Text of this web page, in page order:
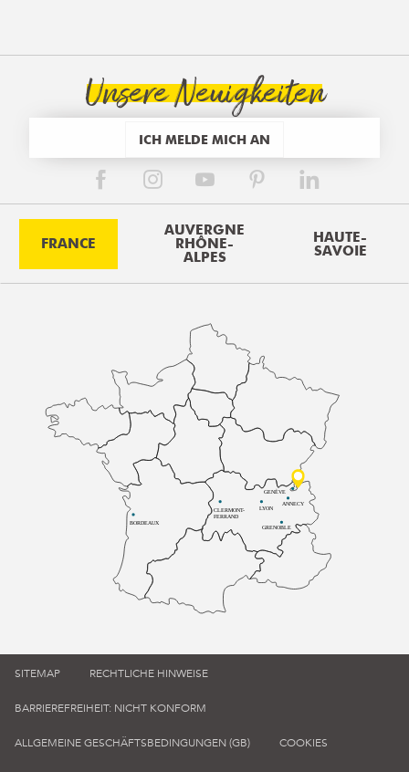
Unsere Neuigkeiten
ICH MELDE MICH AN
FRANCE
AUVERGNE
RHÔNE-
ALPES
HAUTE-
SAVOIE
BORDEAUX
CLERMONT-
FERRAND
LYON
ANNECY
GRENOBLE
GENÈVE
SITEMAP RECHTLICHE HINWEISE
BARRIEREFREIHEIT: NICHT KONFORM
ALLGEMEINE GESCHÄFTSBEDINGUNGEN (GB) COOKIES